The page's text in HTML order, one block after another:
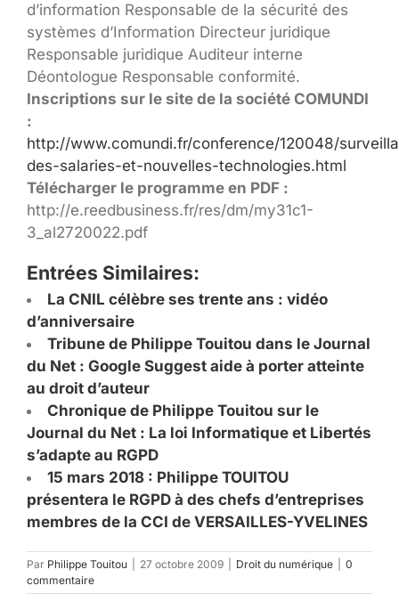
d’information Responsable de la sécurité des
systèmes d’Information Directeur juridique
Responsable juridique Auditeur interne
Déontologue Responsable conformité.
Inscriptions sur le site de la société COMUNDI
:
http://www.comundi.fr/conference/120048/
des-salaries-et-nouvelles-technologies.html
Télécharger le programme en PDF :
http://e.reedbusiness.fr/res/dm/my31c1-
3_al2720022.pdf
Entrées Similaires:
La CNIL célèbre ses trente ans : vidéo
d’anniversaire
Tribune de Philippe Touitou dans le Journal
du Net : Google Suggest aide à porter atteinte
au droit d’auteur
Chronique de Philippe Touitou sur le
Journal du Net : La loi Informatique et Libertés
s’adapte au RGPD
15 mars 2018 : Philippe TOUITOU
présentera le RGPD à des chefs d’entreprises
membres de la CCI de VERSAILLES-YVELINES
Par Philippe Touitou 27 octobre 2009 Droit du numérique
0
commentaire